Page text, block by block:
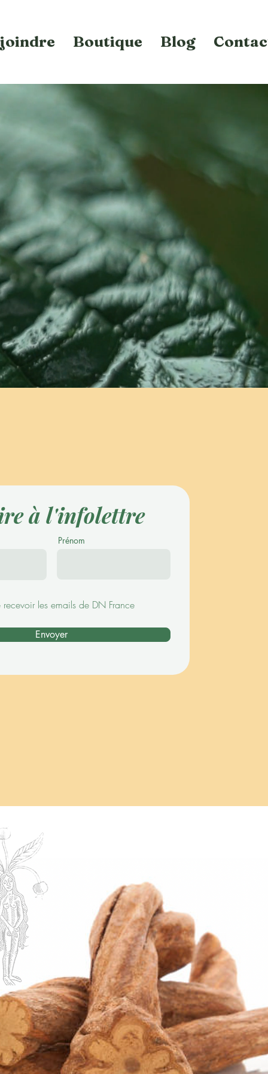
Boutique Blog
à l'infolettre
Prénom
recevoir les emails de DN France
Envoyer